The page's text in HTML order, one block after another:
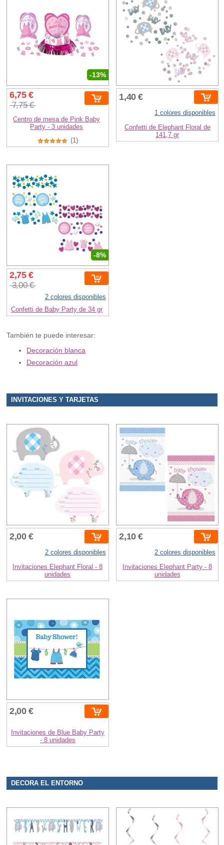
-13%
6,75 €
7,75 €
Centro de mesa de Pink Baby
Party - 3 unidades
(1)
1,40 €
1 colores disponibles
Confetti de Elephant Floral de
141,7 gr
-8%
2,75 €
3,00 €
2 colores disponibles
Confetti de Baby Party de 34 gr
También te puede interesar:
Decoración blanca
Decoración azul
INVITACIONES Y TARJETAS
2,00 €
2 colores disponibles
Invitaciones Elephant Floral - 8
unidades
2,10 €
2 colores disponibles
Invitaciones Elephant Party - 8
unidades
2,00 €
Invitaciones de Blue Baby Party
- 8 unidades
DECORA EL ENTORNO